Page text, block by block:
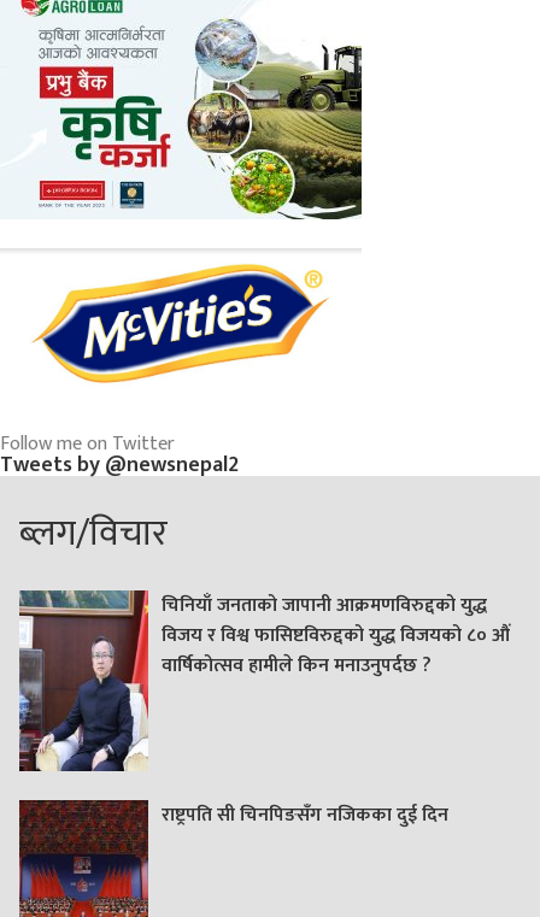
Follow me on Twitter
Tweets by @newsnepal2
ब्लग/विचार
चिनियाँ जनताको जापानी आक्रमणविरुद्दको युद्ध
विजय र विश्व फासिष्टविरुद्दको युद्ध विजयको ८० औं
वार्षिकोत्सव हामीले किन मनाउनुपर्दछ ?
राष्ट्रपति सी चिनपिङसँग नजिकका दुई दिन